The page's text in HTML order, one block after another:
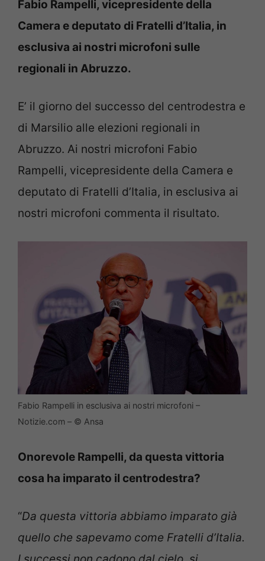
Fabio Rampelli, vicepresidente della
Camera e deputato di Fratelli d’Italia, in
esclusiva ai nostri microfoni sulle
regionali in Abruzzo.
E’ il giorno del successo del centrodestra e
di Marsilio alle elezioni regionali in
Abruzzo. Ai nostri microfoni Fabio
Rampelli, vicepresidente della Camera e
deputato di Fratelli d’Italia, in esclusiva ai
nostri microfoni commenta il risultato.
Fabio Rampelli in esclusiva ai nostri microfoni –
Notizie.com – © Ansa
Onorevole Rampelli, da questa vittoria
cosa ha imparato il centrodestra?
“Da questa vittoria abbiamo imparato già
quello che sapevamo come Fratelli d’Italia.